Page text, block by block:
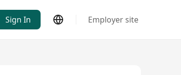
Sign In Employer site